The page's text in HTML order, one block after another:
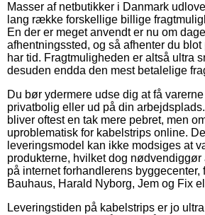
Masser af netbutikker i Danmark
lang række forskellige billige
En der er meget anvendt er nu om
afhentningssted, og så afhenter du blot
har tid. Fragtmuligheden er altså ultra
desuden endda den mest betalelige
Du bør ydermere udse dig at få
privatbolig eller ud på din
bliver oftest en tak mere pebret, men
uproblematisk for kabelstrips online.
leveringsmodel kan ikke modsiges at
produkterne, hvilket dog
på internet forhandlerens byggecenter,
Bauhaus, Harald Nyborg, Jem og Fix
Leveringstiden på kabelstrips er jo